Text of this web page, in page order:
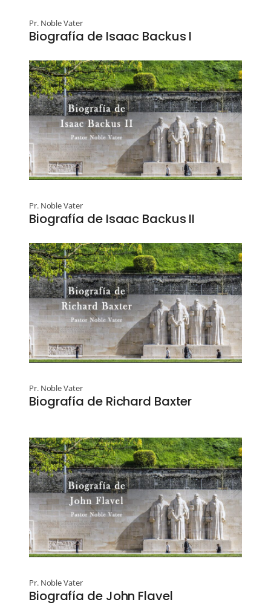
Pr. Noble Vater
Biografía de Isaac Backus I
Pr. Noble Vater
Biografía de Isaac Backus II
Pr. Noble Vater
Biografía de Richard Baxter
Pr. Noble Vater
Biografía de John Flavel